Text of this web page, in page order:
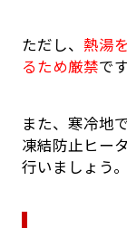
ただし、 熱湯
るため厳禁です
また、寒冷地
凍結防止ヒー
行いましょう。